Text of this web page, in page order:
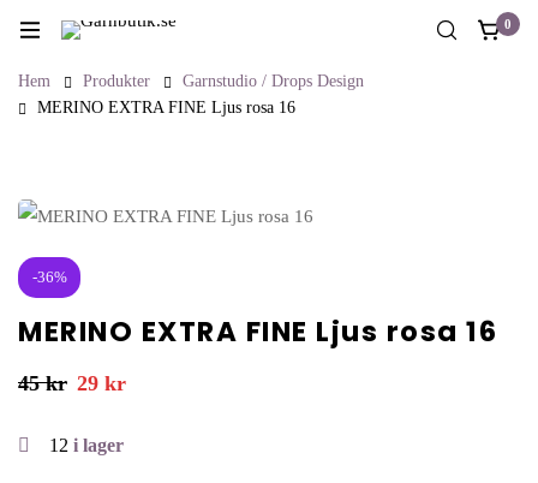
0
Hem Produkter
Garnstudio / Drops Design
MERINO EXTRA FINE Ljus rosa 16
-36%
MERINO EXTRA FINE Ljus rosa 16
45kr 29 kr
12 i lager